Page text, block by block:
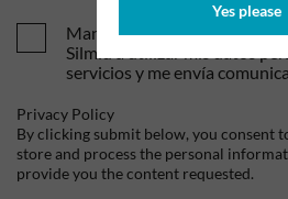
Yes please
Mandame tus ofertas y
Silmid a utilizar mis datos
servicios y me envía
Privacy Policy
By clicking submit below, you consent
store and process the personal
provide you the content requested.